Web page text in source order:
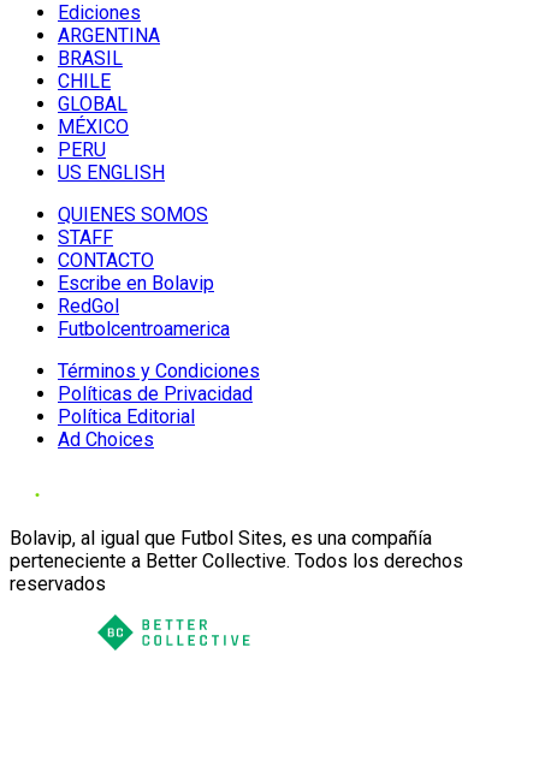
Ediciones
ARGENTINA
BRASIL
CHILE
GLOBAL
MÉXICO
PERU
US ENGLISH
QUIENES SOMOS
STAFF
CONTACTO
Escribe en Bolavip
RedGol
Futbolcentroamerica
Términos y Condiciones
Políticas de Privacidad
Política Editorial
Ad Choices
Bolavip, al igual que Futbol Sites, es una compañía
perteneciente a Better Collective. Todos los derechos
reservados